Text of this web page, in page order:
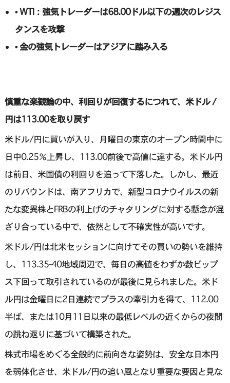
• WTI：強気トレーダーは68.00ドル以下の週次のレジス
タンスを攻撃
• 金の強気トレーダーはアジアに踏み入る
慎重な楽観論の中、利回りが回復するにつれて、米ドル /
円は113.00を取り戻す
米ドル/円に買いが入り、月曜日の東京のオープン時間中に
日中0.25％上昇し、113.00前後で高値に達する。米ドル円
は前日、米国債の利回りを追って下落した。しかし、最近
のリバウンドは、南アフリカで、新型コロナウイルスの新
たな変異株とFRBの利上げのチャタリングに対する懸念が混
ざり合っている中で、依然として不確実性が高いです。
米ドル/円は北米セッションに向けてその買いの勢いを維持
し、113.35-40地域周辺で、毎日の高値をわずか数ピップ
ス下回って取引されているのが最後に見られました。米ド
ル円は金曜日に2日連続でプラスの牽引力を得て、112.00
半ば、または10月11日以来の最低レベルの近くからの夜間
の跳ね返りに基づいて構築された。
株式市場をめぐる全般的に前向きな姿勢は、安全な日本円
を弱体化させ、米ドル/円の追い風となり重要な要因と見な